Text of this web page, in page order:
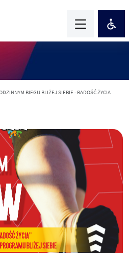
BIEGU BLIŻEJ SIEBIE - RADOŚĆ ŻYCIA